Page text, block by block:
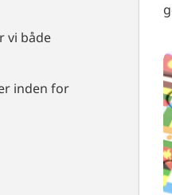
vi både
inden for